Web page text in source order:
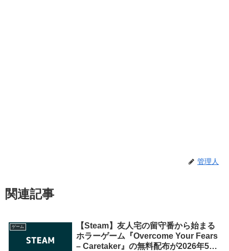
管理人
関連記事
ゲーム
【Steam】友人宅の留守番から始まる
ホラーゲーム『Overcome Your Fears
– Caretaker』の無料配布が2026年5月